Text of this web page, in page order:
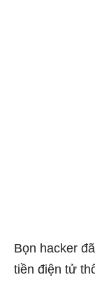
Bọn hacker
tiền điện tử